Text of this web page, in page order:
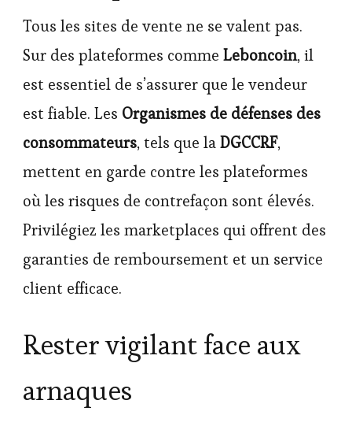
Tous les sites de vente ne se valent pas.
Sur des plateformes comme Leboncoin, il
est essentiel de s’assurer que le vendeur
est fiable. Les Organismes de défenses des
consommateurs, tels que laDGCCRF,
mettent en garde contre les plateformes
où les risques de contrefaçon sont élevés.
Privilégiez les marketplaces qui offrent des
garanties de remboursement et un service
client efficace.
Rester vigilant face aux
arnaques